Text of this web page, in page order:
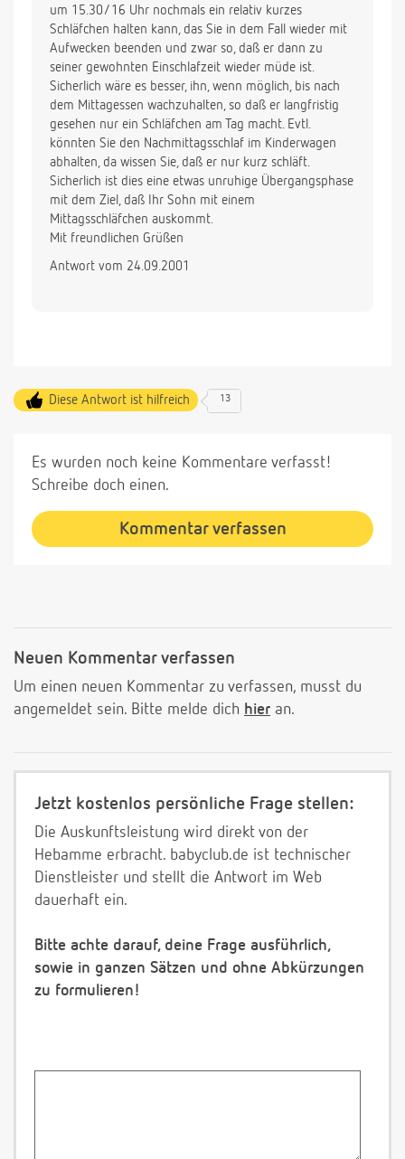
um 15.30/16 Uhr nochmals ein relativ kurzes
Schläfchen halten kann, das Sie in dem Fall wieder mit
Aufwecken beenden und zwar so, daß er dann zu
seiner gewohnten Einschlafzeit wieder müde ist.
Sicherlich wäre es besser, ihn, wenn möglich, bis nach
dem Mittagessen wachzuhalten, so daß er langfristig
gesehen nur ein Schläfchen am Tag macht. Evtl.
könnten Sie den Nachmittagsschlaf im Kinderwagen
abhalten, da wissen Sie, daß er nur kurz schläft.
Sicherlich ist dies eine etwas unruhige Übergangsphase
mit dem Ziel, daß Ihr Sohn mit einem
Mittagsschläfchen auskommt.
Mit freundlichen Grüßen
Antwort vom 24.09.2001
Diese Antwort ist hilfreich 13
Es wurden noch keine Kommentare verfasst!
Schreibe doch einen.
Kommentar verfassen
Neuen Kommentar verfassen
Um einen neuen Kommentar zu verfassen, musst du
angemeldet sein. Bitte melde dich hier an.
Jetzt kostenlos persönliche Frage stellen:
Die Auskunftsleistung wird direkt von der
Hebamme erbracht. babyclub.de ist technischer
Dienstleister und stellt die Antwort im Web
dauerhaft ein.
Bitte achte darauf, deine Frage ausführlich,
sowie in ganzen Sätzen und ohne Abkürzungen
zu formulieren!